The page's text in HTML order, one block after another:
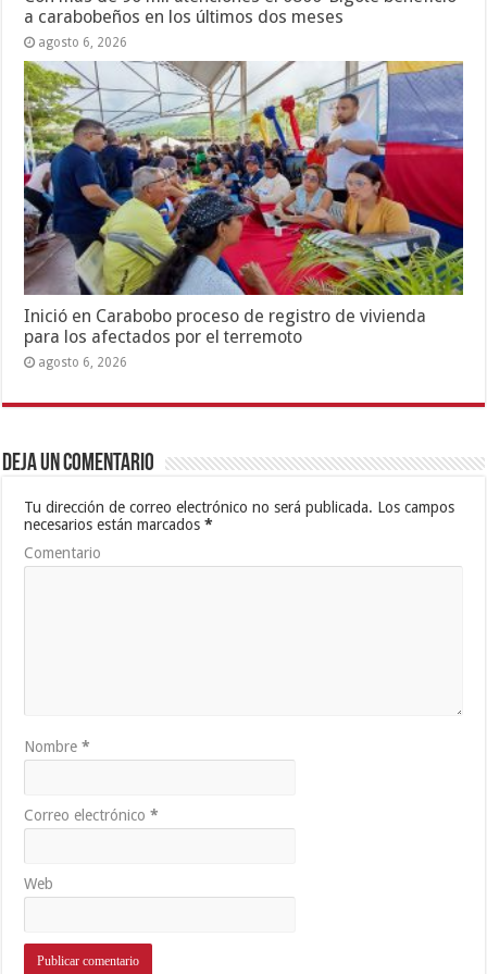
a carabobeños en los últimos dos meses
agosto 6, 2026
Inició en Carabobo proceso de registro de vivienda
para los afectados por el terremoto
agosto 6, 2026
Deja un comentario
Tu dirección de correo electrónico no será publicada. Los campos
necesarios están marcados*
Comentario
Nombre*
Correo electrónico*
Web